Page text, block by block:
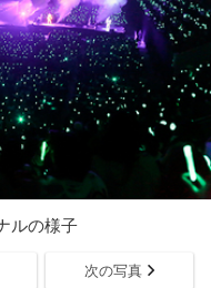
ルの様子
次の写真